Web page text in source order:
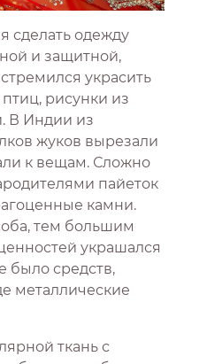
сделать одежду
и защитной,
украсить
рисунки из
В Индии из
жуков вырезали
к вещам. Сложно
пайеток
камни.
тем большим
украшался
было средств,
металлические
ткань с